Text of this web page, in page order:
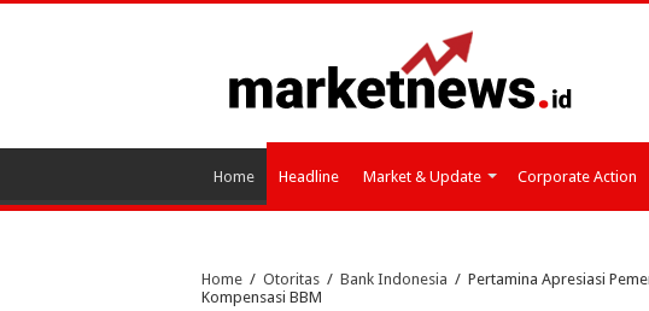
Home Headline Market & Update Corporate Action
Home / Otoritas / Bank Indonesia / Pertamina Apresiasi
Kompensasi BBM